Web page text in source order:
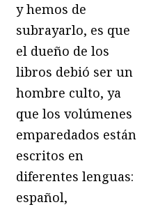
y hemos de
subrayarlo, es que
el dueño de los
libros debió ser un
hombre culto, ya
que los volúmenes
emparedados están
escritos en
diferentes lenguas:
español,